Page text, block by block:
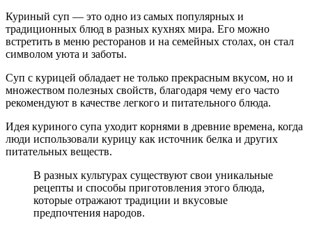
Куриный суп — это одно из самых популярных и
традиционных блюд в разных кухнях мира. Его можно
встретить в меню ресторанов и на семейных столах, он стал
символом уюта и заботы.
Суп с курицей обладает не только прекрасным вкусом, но и
множеством полезных свойств, благодаря чему его часто
рекомендуют в качестве легкого и питательного блюда.
Идея куриного супа уходит корнями в древние времена, когда
люди использовали курицу как источник белка и других
питательных веществ.
В разных культурах существуют свои уникальные
рецепты и способы приготовления этого блюда,
которые отражают традиции и вкусовые
предпочтения народов.